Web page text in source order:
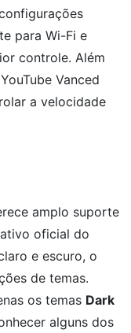
para Wi-Fi e
controle. Além
Vanced
a velocidade
amplo suporte
oficial do
e escuro, o
de temas.
os temas Dark
alguns dos